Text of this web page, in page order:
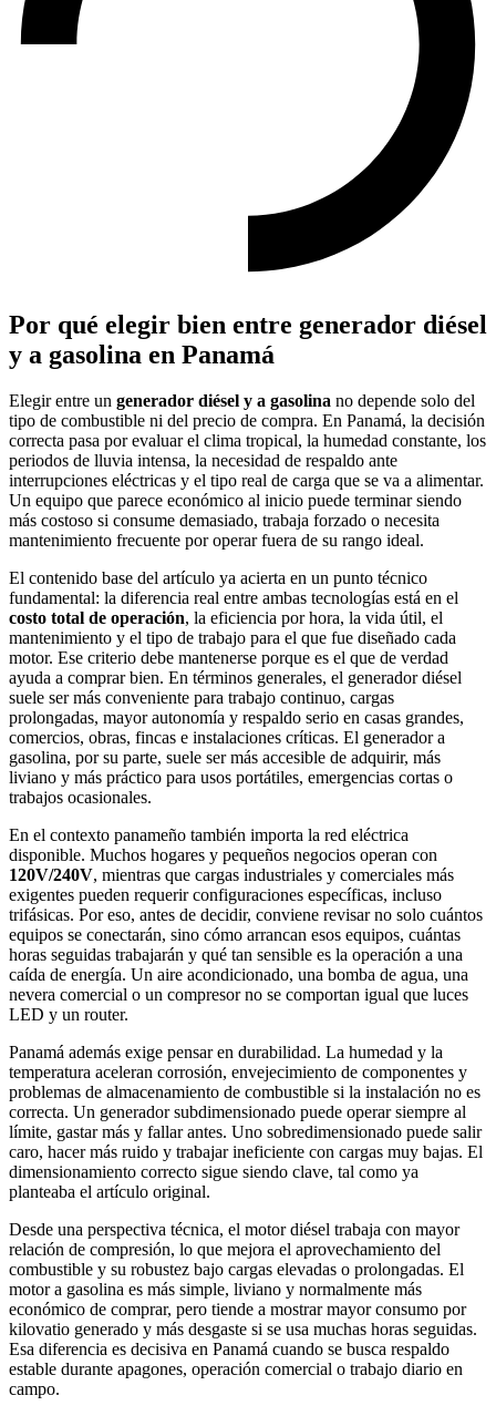
Por qué elegir bien entre generador diésel
y a gasolina en Panamá
Elegir entre un generador diésel y a gasolina no depende solo del
tipo de combustible ni del precio de compra. En Panamá, la decisión
correcta pasa por evaluar el clima tropical, la humedad constante, los
periodos de lluvia intensa, la necesidad de respaldo ante
interrupciones eléctricas y el tipo real de carga que se va a alimentar.
Un equipo que parece económico al inicio puede terminar siendo
más costoso si consume demasiado, trabaja forzado o necesita
mantenimiento frecuente por operar fuera de su rango ideal.
El contenido base del artículo ya acierta en un punto técnico
fundamental: la diferencia real entre ambas tecnologías está en el
costo total de operación, la eficiencia por hora, la vida útil, el
mantenimiento y el tipo de trabajo para el que fue diseñado cada
motor. Ese criterio debe mantenerse porque es el que de verdad
ayuda a comprar bien. En términos generales, el generador diésel
suele ser más conveniente para trabajo continuo, cargas
prolongadas, mayor autonomía y respaldo serio en casas grandes,
comercios, obras, fincas e instalaciones críticas. El generador a
gasolina, por su parte, suele ser más accesible de adquirir, más
liviano y más práctico para usos portátiles, emergencias cortas o
trabajos ocasionales.
En el contexto panameño también importa la red eléctrica
disponible. Muchos hogares y pequeños negocios operan con
120V/240V, mientras que cargas industriales y comerciales más
exigentes pueden requerir configuraciones específicas, incluso
trifásicas. Por eso, antes de decidir, conviene revisar no solo cuántos
equipos se conectarán, sino cómo arrancan esos equipos, cuántas
horas seguidas trabajarán y qué tan sensible es la operación a una
caída de energía. Un aire acondicionado, una bomba de agua, una
nevera comercial o un compresor no se comportan igual que luces
LED y un router.
Panamá además exige pensar en durabilidad. La humedad y la
temperatura aceleran corrosión, envejecimiento de componentes y
problemas de almacenamiento de combustible si la instalación no es
correcta. Un generador subdimensionado puede operar siempre al
límite, gastar más y fallar antes. Uno sobredimensionado puede salir
caro, hacer más ruido y trabajar ineficiente con cargas muy bajas. El
dimensionamiento correcto sigue siendo clave, tal como ya
planteaba el artículo original.
Desde una perspectiva técnica, el motor diésel trabaja con mayor
relación de compresión, lo que mejora el aprovechamiento del
combustible y su robustez bajo cargas elevadas o prolongadas. El
motor a gasolina es más simple, liviano y normalmente más
económico de comprar, pero tiende a mostrar mayor consumo por
kilovatio generado y más desgaste si se usa muchas horas seguidas.
Esa diferencia es decisiva en Panamá cuando se busca respaldo
estable durante apagones, operación comercial o trabajo diario en
campo.